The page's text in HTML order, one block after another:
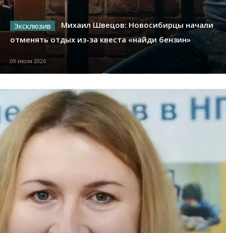
Михаил Швецов: Новосибирцы начали
отменять отдых из-за квеста «найди бензин»
09 июля 2026